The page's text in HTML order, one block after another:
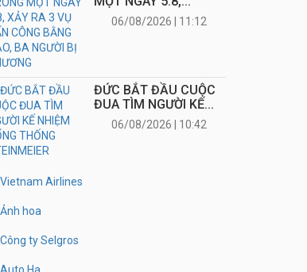
bao.de trân trọng cám ơn sự ủng hộ của
đọc giả cùng các doanh nghiệp - tổ chức
và ngoài nước.